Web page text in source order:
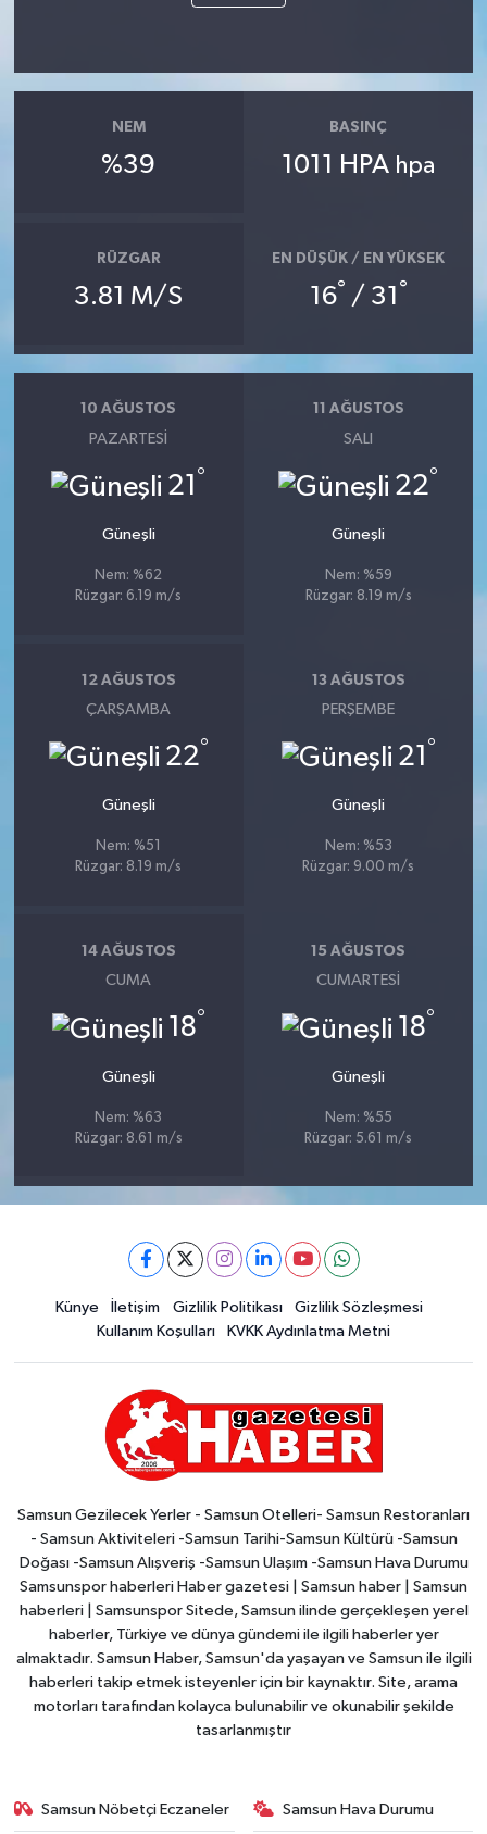
NEM
%39
BASINÇ
1011 HPA hpa
RÜZGAR
3.81 M/S
EN DÜŞÜK / EN YÜKSEK
16° / 31 °
10 AĞUSTOS
PAZARTESI
21 °
Güneşli
Nem: %62
Rüzgar: 6.19 m/s
11 AĞUSTOS
SALI
22°
Güneşli
Nem: %59
Rüzgar: 8.19 m/s
12 AĞUSTOS
ÇARŞAMBA
22°
Güneşli
Nem: %51
Rüzgar: 8.19 m/s
13 AĞUSTOS
PERŞEMBE
21 °
Güneşli
Nem: %53
Rüzgar: 9.00 m/s
14 AĞUSTOS
CUMA
18°
Güneşli
Nem: %63
Rüzgar: 8.61 m/s
15 AĞUSTOS
CUMARTESI
18°
Güneşli
Nem: %55
Rüzgar: 5.61 m/s
Künye İletişim Gizlilik Politikası
Gizlilik Sözleşmesi
Kullanım Koşulları
KVKK Aydınlatma Metni
Samsun Gezilecek Yerler - Samsun Otelleri- Samsun Restoranları
- Samsun Aktiviteleri -Samsun Tarihi-Samsun Kültürü -Samsun
Doğası -Samsun Alışveriş -Samsun Ulaşım -Samsun Hava Durumu
Samsunspor haberleri Haber gazetesi | Samsun haber | Samsun
haberleri | Samsunspor Sitede, Samsun ilinde gerçekleşen yerel
haberler, Türkiye ve dünya gündemi ile ilgili haberler yer
almaktadır. Samsun Haber, Samsun'da yaşayan ve Samsun ile ilgili
haberleri takip etmek isteyenler için bir kaynaktır. Site, arama
motorları tarafından kolayca bulunabilir ve okunabilir şekilde
tasarlanmıştır
Samsun Nöbetçi Eczaneler Samsun Hava Durumu